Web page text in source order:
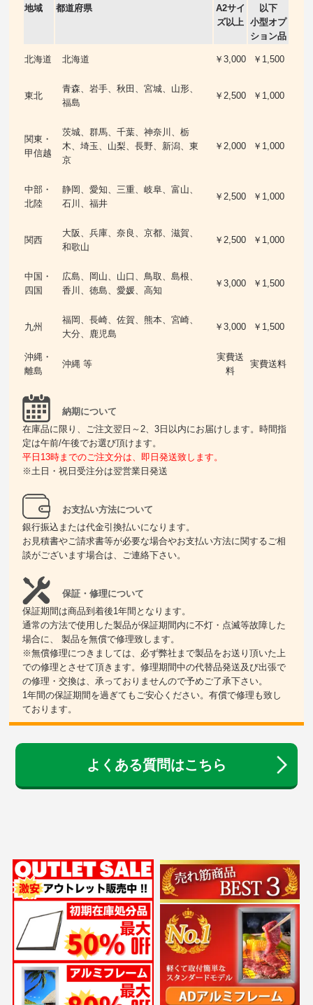
地域 都道府県
A2サイ
ズ以上
以下
小型オプ
ション品
北海道 北海道 ￥3,000 ￥1,500
東北
青森、岩手、秋田、宮城、山形、
福島
￥2,500 ￥1,000
関東・
甲信越
茨城、群馬、千葉、神奈川、栃
木、埼玉、山梨、長野、新潟、東
京
￥2,000 ￥1,000
中部・
北陸
静岡、愛知、三重、岐阜、富山、
石川、福井
￥2,500 ￥1,000
関西
大阪、兵庫、奈良、京都、滋賀、
和歌山
￥2,500 ￥1,000
中国・
四国
広島、岡山、山口、鳥取、島根、
香川、徳島、愛媛、高知
￥3,000 ￥1,500
九州
福岡、長崎、佐賀、熊本、宮崎、
大分、鹿児島
￥3,000 ￥1,500
沖縄・
離島
沖縄 等
実費送
料
実費送料
納期について
在庫品に限り、ご注文翌日～2、3日以内にお届けします。時間指
定は午前/午後でお選び頂けます。
平日13時までのご注文分は、即日発送致します。
※土日・祝日受注分は翌営業日発送
お支払い方法について
銀行振込または代金引換払いになります。
お見積書やご請求書等が必要な場合やお支払い方法に関するご相
談がございます場合は、ご連絡下さい。
保証・修理について
保証期間は商品到着後1年間となります。
通常の方法で使用した製品が保証期間内に不灯・点滅等故障した
場合に、 製品を無償で修理致します。
※無償修理につきましては、必ず弊社まで製品をお送り頂いた上
での修理とさせて頂きます。修理期間中の代替品発送及び出張で
の修理・交換は、承っておりませんので予めご了承下さい。
1年間の保証期間を過ぎてもご安心ください。有償で修理も致し
ております。
よくある質問はこちら